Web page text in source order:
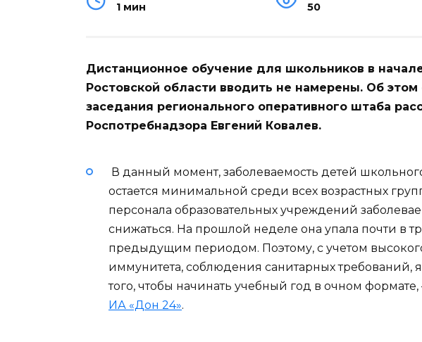
1 мин 50
Дистанционное обучение для школьников в
Ростовской области вводить не намерены. Об этом
заседания регионального оперативного штаба
Роспотребнадзора Евгений Ковалев.
В данный момент, заболеваемость детей
остается минимальной среди всех возрастных
персонала образовательных учреждений
снижаться. На прошлой неделе она упала почти в
предыдущим периодом. Поэтому, с учетом
иммунитета, соблюдения санитарных требований,
того, чтобы начинать учебный год в очном
ИА «Дон 24».